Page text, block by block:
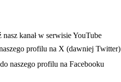
się w nowej karcie
kanał w serwisie YouTube
karcie profilu na X (dawniej Twitter)
się w nowej karcie
naszego profilu na Facebooku